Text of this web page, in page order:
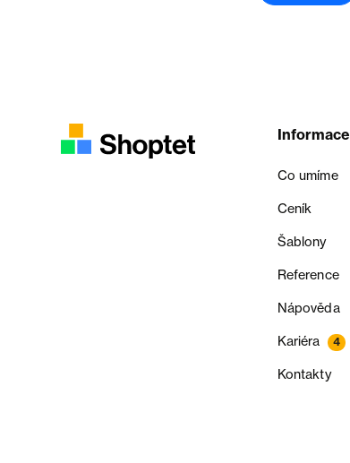
Informace
Co umíme
Ceník
Šablony
Reference
Nápověda
Kariéra 4
Kontakty